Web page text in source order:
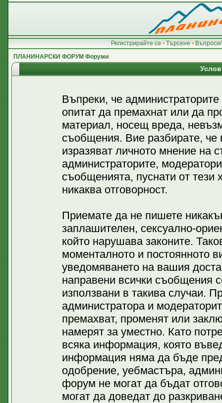
Регистрирайте се • Търсене •
ПЛАНИНАРСКИ ФОРУМ Форуми
Въпреки, че
опитат да премахнат или да
материал, носещ вреда,
съобщения. Вие разбирате,
изразяват личното мнение на
администраторите,
съобщенията, пуснати от тези
никаква отговорност.
Приемате да не пишете
заплашителен, сексуално-
който нарушава законите.
моменталното и постоянното
уведомяването на вашия
направени всички съобщения
използвани в такива случаи.
администратора и
премахват, променят или
намерят за уместно. Като
всяка информация, която
информация няма да бъде
одобрение, уебмастъра,
форум не могат да бъдат
могат да доведат до